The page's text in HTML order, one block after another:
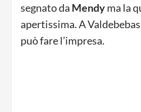
segnato da Mendyma la
apertissima. A
può fare l’impresa.